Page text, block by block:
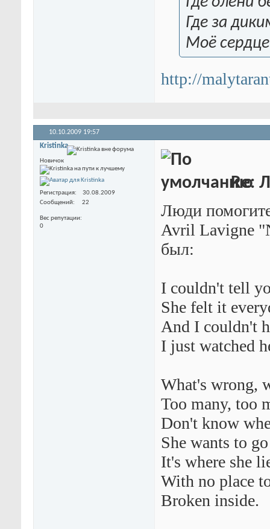
Где за
Моё
http://
10.10.2009 19:57
Kristinka
Новичок
Регистрация
30.08.2009
Сообщений
22
Вес репутации
0
Re:
Люди
Avril Lavigne
был:
I couldn't tell
She felt it
And I couldn't
I just watched
What's wrong,
Too many, too
Don't know
She wants to
It's where she
With no place
Broken inside.